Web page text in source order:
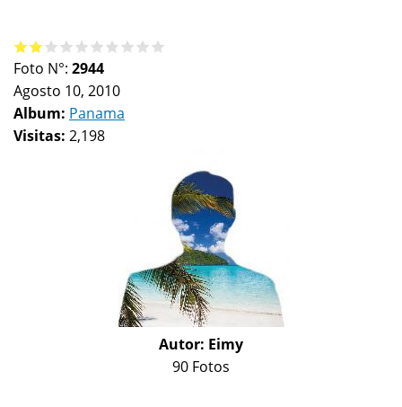
Foto N°: 2944
Agosto 10, 2010
Album: Panama
Visitas: 2,198
Autor: Eimy
90 Fotos